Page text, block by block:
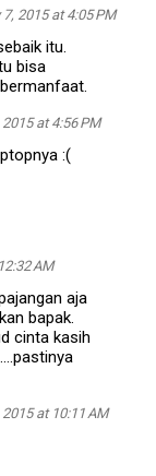
2015 at 4:05 PM
itu.
bisa
at 4:56 PM
:(
AM
aja
bapak.
cinta kasih
at 10:11 AM